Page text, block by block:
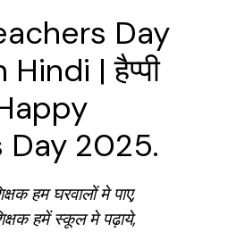
Day
| हैप्पी
Day 2025.
हम घरवालों मे पाए,
हमें स्कूल मे पढ़ाये,